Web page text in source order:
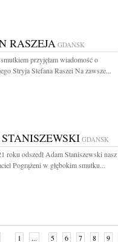
RASZEJAGDAŃSK
przyjęłam wiadomość o
Stryja Stefana Raszei Na zawsze...
GDAŃSK
roku odszedł Adam Staniszewski nasz
Pogrążeni w głębokim smutku...
1 ... 5 6 7 8 9